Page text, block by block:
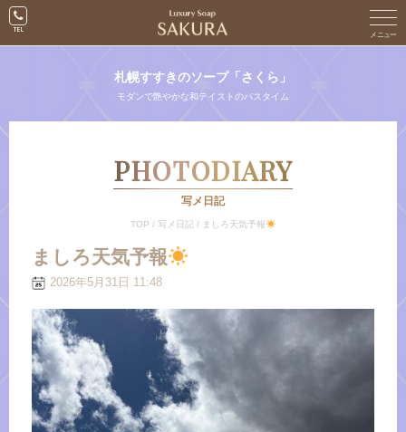
札幌すすきのソープ「さくら」
モダンで艶やかな和テイストのバスタイム
PHOTODIARY
写メ日記
TOP / 写メ日記 / ましろ天気予報
ましろ天気予報
2026年5月31日 11:48